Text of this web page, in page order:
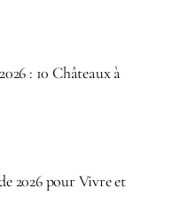
: 10 Châteaux à
2026 pour Vivre et